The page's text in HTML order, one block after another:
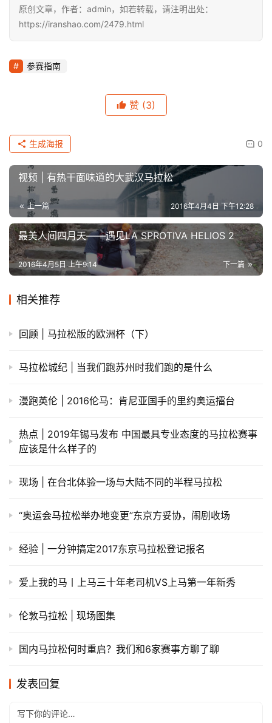
原创文章，作者：admin，如若转载，请注明出处：
https://iranshao.com/2479.html
参赛指南
赞 (3)
0
生成海报
视频 | 有热干面味道的大武汉马拉松
上一篇 2016年4月4日 下午12:28
最美人间四月天——遇见LA SPROTIVA HELIOS 2
下一篇
2016年4月5日 上午9:14
相关推荐
回顾 | 马拉松版的欧洲杯（下）
马拉松城纪 | 当我们跑苏州时我们跑的是什么
漫跑英伦 | 2016伦马：肯尼亚国手的里约奥运擂台
热点 | 2019年锡马发布 中国最具专业态度的马拉松赛事
应该是什么样子的
现场 | 在台北体验一场与大陆不同的半程马拉松
“奥运会马拉松举办地变更”东京方妥协，闹剧收场
经验 | 一分钟搞定2017东京马拉松登记报名
爱上我的马丨上马三十年老司机VS上马第一年新秀
伦敦马拉松 | 现场图集
国内马拉松何时重启？我们和6家赛事方聊了聊
发表回复